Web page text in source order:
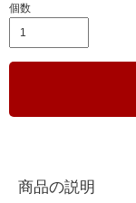
個数
商品の説明